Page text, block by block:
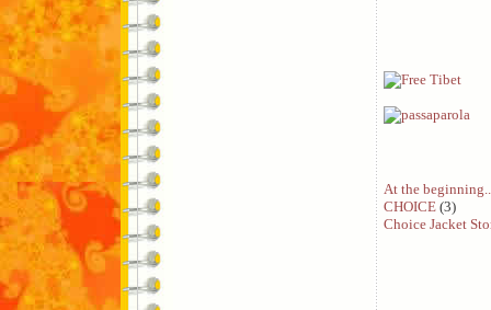
At the
CHOICE (3)
Choice Jacket